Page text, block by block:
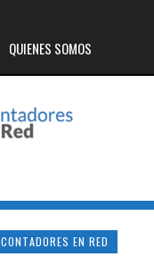
QUIENES SOMOS
CONTADORES EN RED